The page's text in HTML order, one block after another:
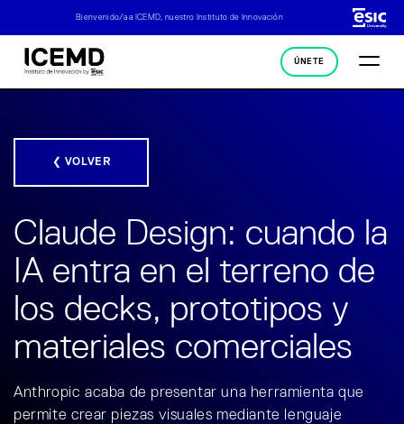
Bienvenido/a a ICEMD, nuestro Instituto de Innovación
ÚNETE
❮ VOLVER
Claude Design: cuando la
IA entra en el terreno de
los decks, prototipos y
materiales comerciales
Anthropic acaba de presentar una herramienta que
permite crear piezas visuales mediante lenguaje